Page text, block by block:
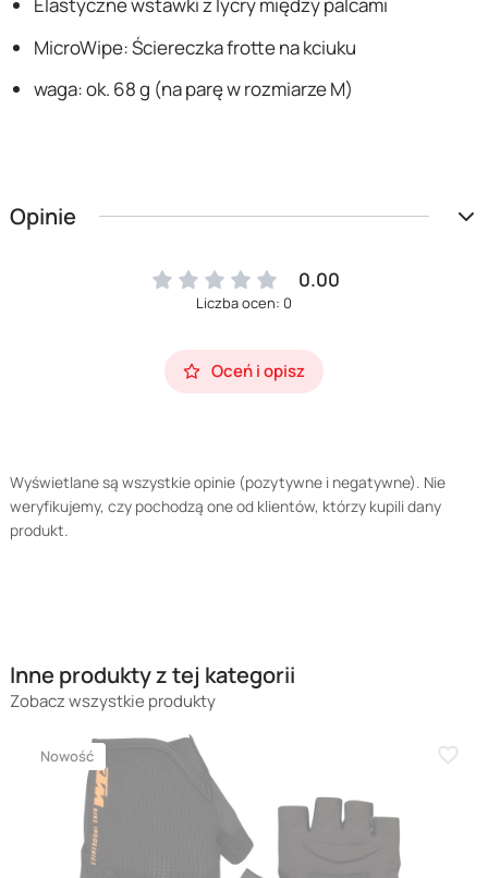
Elastyczne wstawki z lycry między palcami
MicroWipe: Ściereczka frotte na kciuku
waga: ok. 68 g (na parę w rozmiarze M)
Opinie
0.00
Liczba ocen: 0
Oceń i opisz
Wyświetlane są wszystkie opinie (pozytywne i negatywne). Nie
weryfikujemy, czy pochodzą one od klientów, którzy kupili dany
produkt.
Inne produkty z tej kategorii
Zobacz wszystkie produkty
Nowość